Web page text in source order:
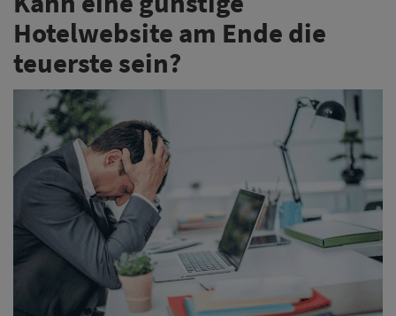
Hotelwebsite am Ende die
teuerste sein?